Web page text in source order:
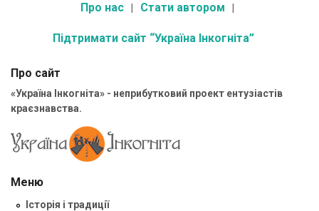
Про нас Стати автором
Підтримати сайт “Україна Інкогніта”
Про сайт
«Україна Інкогніта» - неприбутковий проект ентузіастів
краєзнавства.
Меню
Історія і традиції